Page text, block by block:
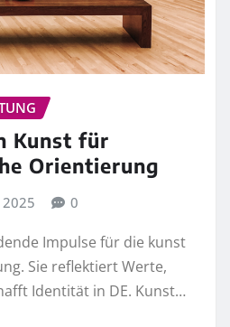
Kunst für
Orientierung
0
Impulse für die kunst
Sie reflektiert Werte,
Identität in DE. Kunst…